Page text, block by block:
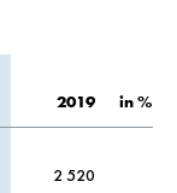
2019 in %
2 520